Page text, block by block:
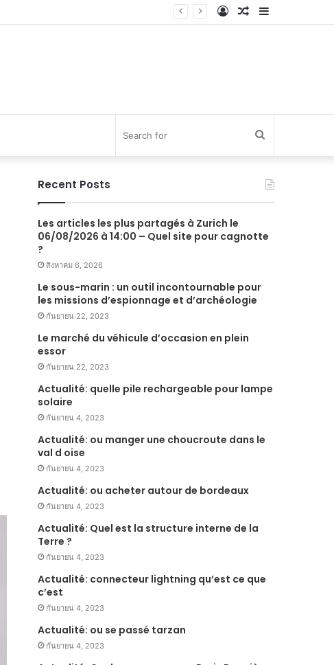
Sidebar
Random
Log
Recent Posts
Les articles les plus partagés à Zurich le
06/08/2026 à 14:00 – Quel site pour cagnotte
?
สิงหาคม 6, 2026
Le sous-marin : un outil incontournable pour
les missions d’espionnage et d’archéologie
กันยายน 22, 2023
Le marché du véhicule d’occasion en plein
essor
กันยายน 22, 2023
Actualité: quelle pile rechargeable pour lampe
solaire
กันยายน 4, 2023
Actualité: ou manger une choucroute dans le
val d oise
กันยายน 4, 2023
Actualité: ou acheter autour de bordeaux
กันยายน 4, 2023
Actualité: Quel est la structure interne de la
Terre ?
กันยายน 4, 2023
Actualité: connecteur lightning qu’est ce que
c’est
กันยายน 4, 2023
Actualité: ou se passé tarzan
กันยายน 4, 2023